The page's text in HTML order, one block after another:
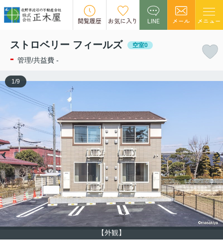
閲覧履歴 お気に入り LINE メール メニュー
この物件の募集は終了しました。
ストロベリー フィールズ 空室0
- 管理/共益費 -
【外観】
1/9